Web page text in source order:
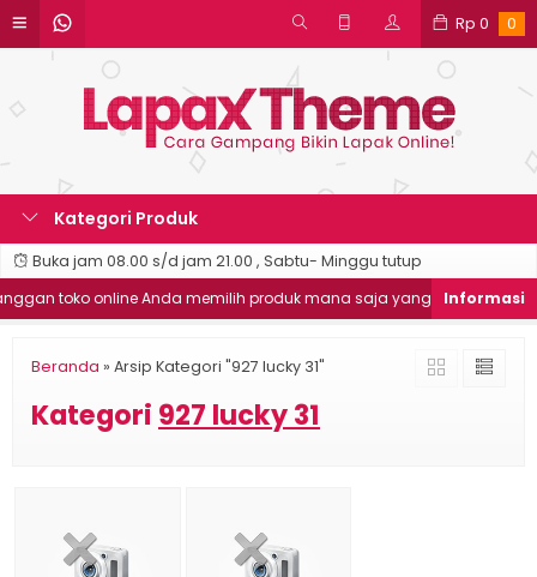
Rp 0 0
Kategori Produk
Buka jam 08.00 s/d jam 21.00 , Sabtu- Minggu tutup
toko online Anda memilih produk mana saja yang ingin dibeli
Beranda » Arsip Kategori "927 lucky 31"
Kategori 927 lucky 31